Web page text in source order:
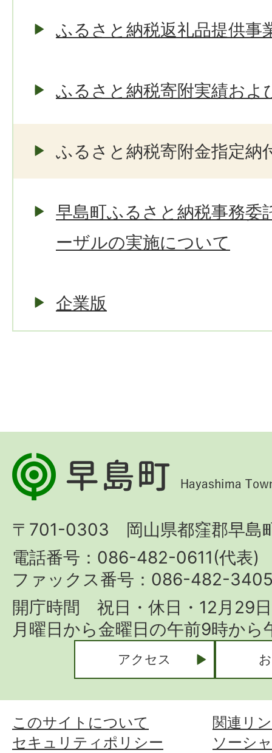
ふるさと納税返礼品提供事
ふるさと納税寄附実績およ
ふるさと納税寄附金指定納
早島町ふるさと納税事務委
ーザルの実施について
企業版
早
島
Hayashima
Town
〒701-0303 岡山県都窪郡早島
電話番号：086-482-0611(代表)
ファックス番号：086-482-
開庁時間 祝日・休日・12月29
月曜日から金曜日の午前9時か
アクセス
このサイトについて
関連リ
セキュリティポリシー
ソーシ